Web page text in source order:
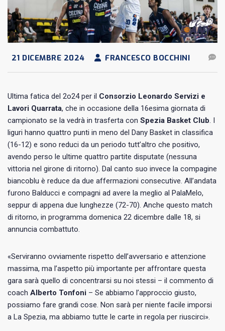
21 DICEMBRE 2024 FRANCESCO BOCCHINI
Ultima fatica del 2o24 per il Consorzio Leonardo Servizi e
Lavori Quarrata, che in occasione della 16esima giornata di
campionato se la vedrà in trasferta con Spezia Basket Club. I
liguri hanno quattro punti in meno del Dany Basket in classifica
(16-12) e sono reduci da un periodo tutt’altro che positivo,
avendo perso le ultime quattro partite disputate (nessuna
vittoria nel girone di ritorno). Dal canto suo invece la compagine
biancoblu è reduce da due affermazioni consecutive. All’andata
furono Balducci e compagni ad avere la meglio al PalaMelo,
seppur di appena due lunghezze (72-70). Anche questo match
di ritorno, in programma domenica 22 dicembre dalle 18, si
annuncia combattuto.
«Serviranno ovviamente rispetto dell’avversario e attenzione
massima, ma l’aspetto più importante per affrontare questa
gara sarà quello di concentrarsi su noi stessi – il commento di
coach Alberto Tonfoni – Se abbiamo l’approccio giusto,
possiamo fare grandi cose. Non sarà per niente facile imporsi
a La Spezia, ma abbiamo tutte le carte in regola per riuscirci».